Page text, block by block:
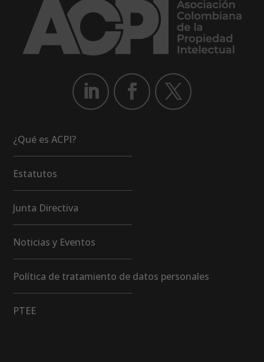
¿Qué es ACPI?
Estatutos
Junta Directiva
Noticias y Eventos
Política de tratamiento de datos personales
PTEE